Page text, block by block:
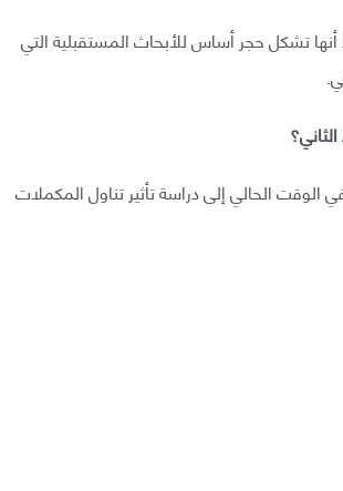
تشكل حجر أساس للأبحاث المستقبلية التي
الوقت الحالي إلى دراسة تأثير تناول المكملات